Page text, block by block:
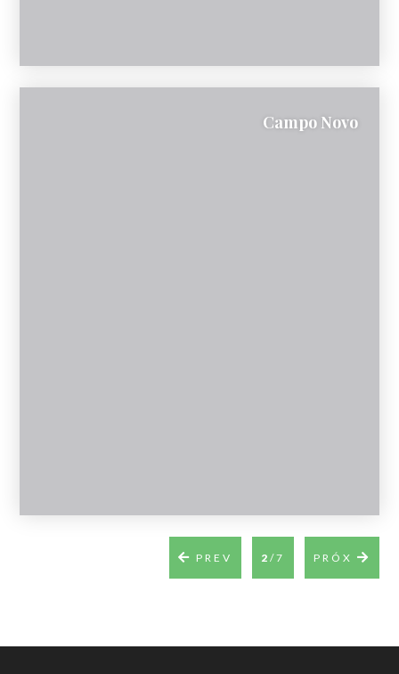
Campo Novo
 PREV 2/7 PRÓX